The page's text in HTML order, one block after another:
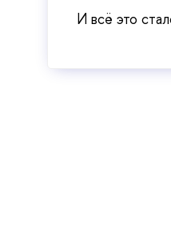
И всё это